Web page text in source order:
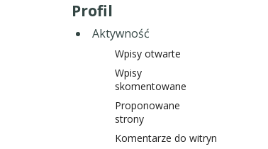
Profil
Aktywność
Wpisy otwarte
Wpisy
skomentowane
Proponowane
strony
Komentarze do witryn